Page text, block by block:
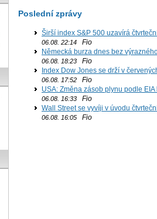
Poslední zprávy
Širší index S&P 500 uzavírá
06.08. 22:14 Fio
Německá burza dnes bez
06.08. 18:23 Fio
Index Dow Jones se drží v
06.08. 17:52 Fio
USA: Změna zásob plynu podle
06.08. 16:33 Fio
Wall Street se vyvíji v úvodu
06.08. 16:05 Fio